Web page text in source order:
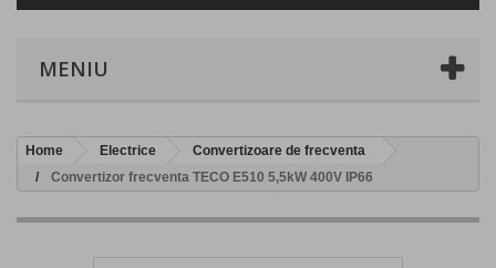
MENIU
Home Electrice
Convertizoare de frecventa
Convertizor frecventa TECO E510 5,5kW 400V IP66